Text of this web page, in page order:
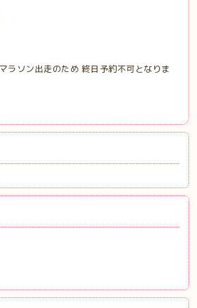
ラソン出走のため 終日予約不可となりま